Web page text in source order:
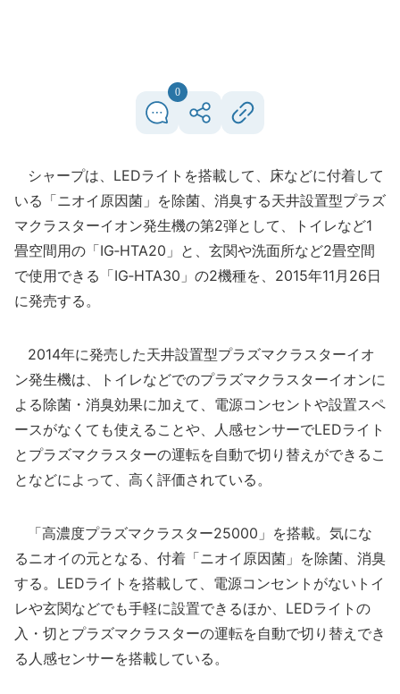
0
シャープは、LEDライトを搭載して、床などに付着して
いる「ニオイ原因菌」を除菌、消臭する天井設置型プラズ
マクラスターイオン発生機の第2弾として、トイレなど1
畳空間用の「IG‐HTA20」と、玄関や洗面所など2畳空間
で使用できる「IG‐HTA30」の2機種を、2015年11月26日
に発売する。
2014年に発売した天井設置型プラズマクラスターイオ
ン発生機は、トイレなどでのプラズマクラスターイオンに
よる除菌・消臭効果に加えて、電源コンセントや設置スペ
ースがなくても使えることや、人感センサーでLEDライト
とプラズマクラスターの運転を自動で切り替えができるこ
となどによって、高く評価されている。
「高濃度プラズマクラスター25000」を搭載。気にな
るニオイの元となる、付着「ニオイ原因菌」を除菌、消臭
する。LEDライトを搭載して、電源コンセントがないトイ
レや玄関などでも手軽に設置できるほか、LEDライトの
入・切とプラズマクラスターの運転を自動で切り替えでき
る人感センサーを搭載している。